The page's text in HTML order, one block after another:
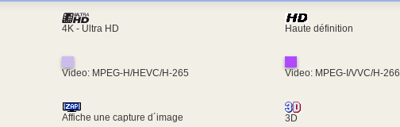
4K - Ultra HD Haute définition
Video: MPEG-H/HEVC/H-265 Video: MPEG-I/VVC/H-266
Affiche une capture d´image 3D